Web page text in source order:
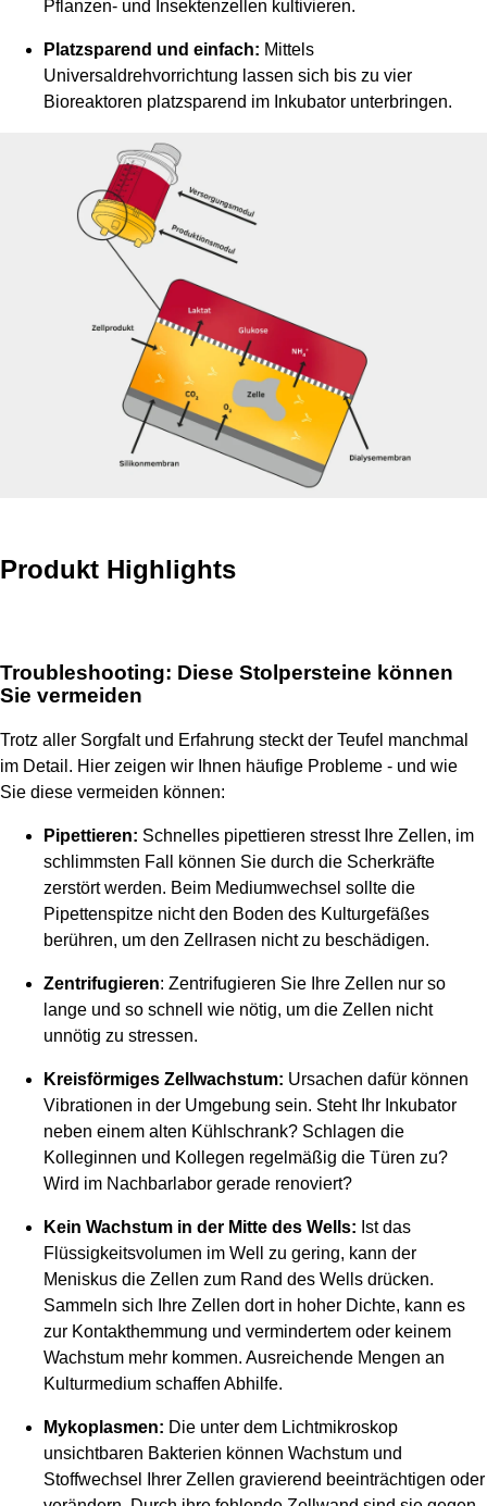
Pflanzen- und Insektenzellen kultivieren.
Platzsparend und einfach: Mittels
Universaldrehvorrichtung lassen sich bis zu vier
Bioreaktoren platzsparend im Inkubator unterbringen.
Produkt Highlights
Troubleshooting: Diese Stolpersteine können
Sie vermeiden
Trotz aller Sorgfalt und Erfahrung steckt der Teufel manchmal
im Detail. Hier zeigen wir Ihnen häufige Probleme - und wie
Sie diese vermeiden können:
Pipettieren: Schnelles pipettieren stresst Ihre Zellen, im
schlimmsten Fall können Sie durch die Scherkräfte
zerstört werden. Beim Mediumwechsel sollte die
Pipettenspitze nicht den Boden des Kulturgefäßes
berühren, um den Zellrasen nicht zu beschädigen.
Zentrifugieren: Zentrifugieren Sie Ihre Zellen nur so
lange und so schnell wie nötig, um die Zellen nicht
unnötig zu stressen.
Kreisförmiges Zellwachstum: Ursachen dafür können
Vibrationen in der Umgebung sein. Steht Ihr Inkubator
neben einem alten Kühlschrank? Schlagen die
Kolleginnen und Kollegen regelmäßig die Türen zu?
Wird im Nachbarlabor gerade renoviert?
Kein Wachstum in der Mitte des Wells: Ist das
Flüssigkeitsvolumen im Well zu gering, kann der
Meniskus die Zellen zum Rand des Wells drücken.
Sammeln sich Ihre Zellen dort in hoher Dichte, kann es
zur Kontakthemmung und vermindertem oder keinem
Wachstum mehr kommen. Ausreichende Mengen an
Kulturmedium schaffen Abhilfe.
Mykoplasmen: Die unter dem Lichtmikroskop
unsichtbaren Bakterien können Wachstum und
Stoffwechsel Ihrer Zellen gravierend beeinträchtigen oder